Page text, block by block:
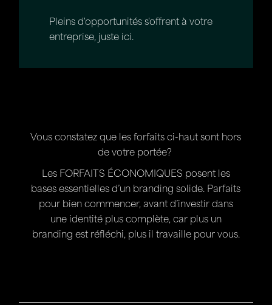
Pleins d'opportunités s'offrent à votre
entreprise, juste ici.
Vous constatez que les forfaits ci-haut sont hors
de votre portée?
Les FORFAITS ÉCONOMIQUES posent les
bases essentielles d’un branding solide. Parfaits
pour bien commencer, avant d’investir dans
une identité plus complète, car plus un
branding est réfléchi, plus il travaille pour vous.